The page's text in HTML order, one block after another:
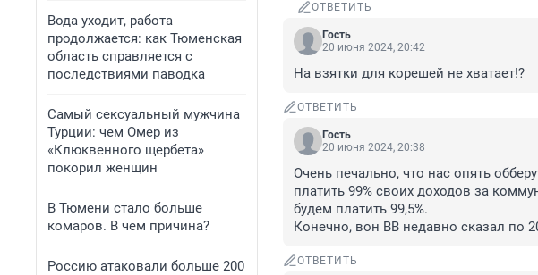
Вода уходит, работа
продолжается: как Тюменская
область справляется с
последствиями паводка
Самый сексуальный мужчина
Турции: чем Омер из
«Клюквенного щербета»
покорил женщин
В Тюмени стало больше
комаров. В чем причина?
Россию атаковали больше 200
ОТВЕТИТЬ
Гость
20 июня 2024, 20:42
На взятки для корешей не хватает!?
ОТВЕТИТЬ
Гость
20 июня 2024, 20:38
Очень печально, что нас опять
платить 99% своих доходов за
будем платить 99,5%.
Конечно, вон ВВ недавно сказал по
ОТВЕТИТЬ